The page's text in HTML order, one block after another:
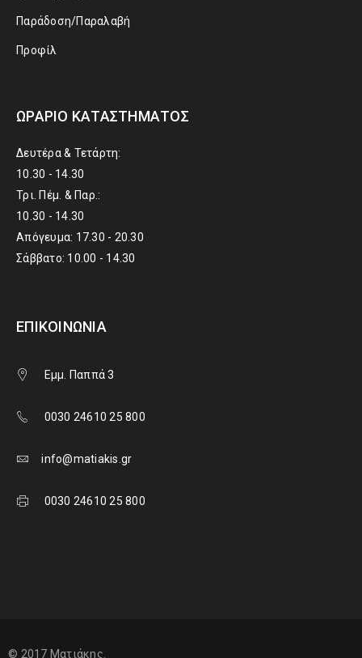
Παράδοση/Παραλαβή
Προφίλ
ΩΡΆΡΙΟ ΚΑΤΑΣΤΉΜΑΤΟΣ
Δευτέρα & Τετάρτη:
10.30 - 14.30
Τρι. Πέμ. & Παρ.:
10.30 - 14.30
Απόγευμα: 17.30 - 20.30
Σάββατο: 10.00 - 14.30
ΕΠΙΚΟΙΝΩΝΊΑ
Εμμ. Παππά 3
0030 24610 25 800
info@matiakis.gr
0030 24610 25 800
© 2017 Ματιάκης.